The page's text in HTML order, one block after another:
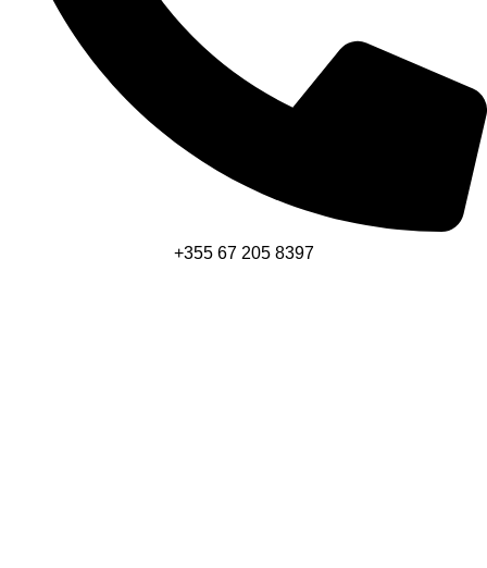
+355 67 205 8397